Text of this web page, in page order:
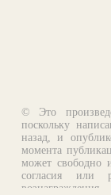
© Это
поскольку
назад, и
момента
может свободно
согласия или
вознаграждения.